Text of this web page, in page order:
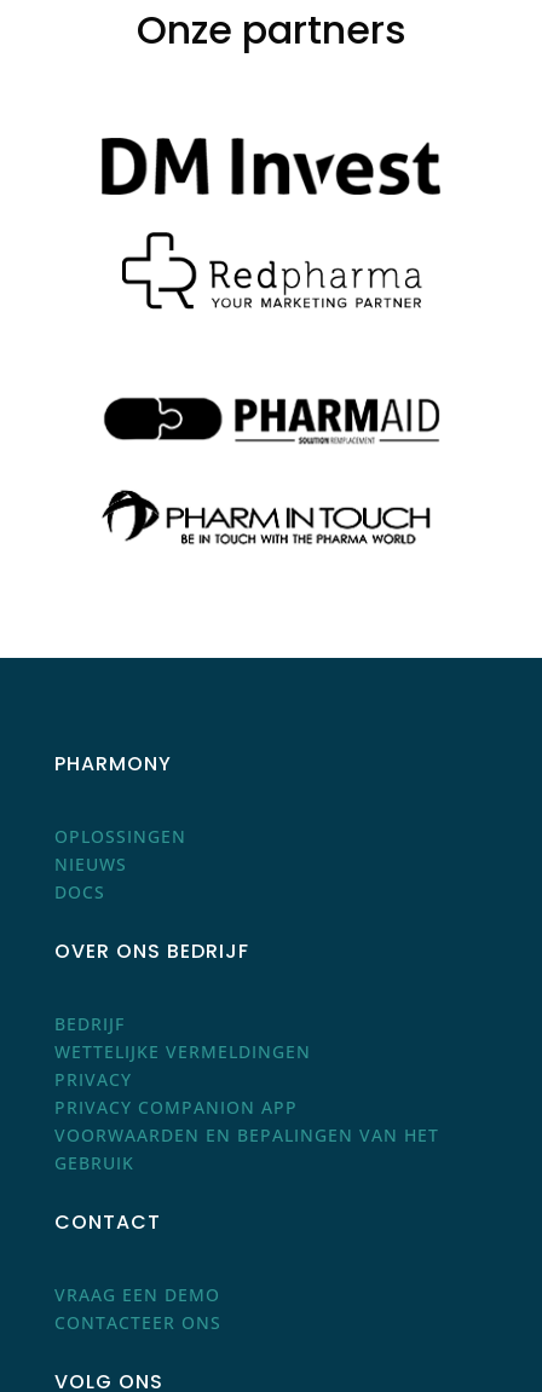
Onze partners
PHARMONY
OPLOSSINGEN
NIEUWS
DOCS
OVER ONS BEDRIJF
BEDRIJF
WETTELIJKE VERMELDINGEN
PRIVACY
PRIVACY COMPANION APP
VOORWAARDEN EN BEPALINGEN VAN HET
GEBRUIK
CONTACT
VRAAG EEN DEMO
CONTACTEER ONS
VOLG ONS